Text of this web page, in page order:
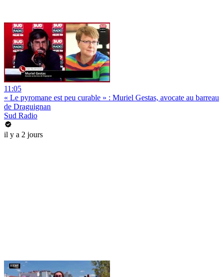
11:05
« Le pyromane est peu curable » : Muriel Gestas, avocate au barreau
de Draguignan
Sud Radio
il y a 2 jours